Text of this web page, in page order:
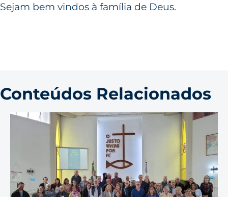
Sejam bem vindos à família de Deus.
Conteúdos Relacionados